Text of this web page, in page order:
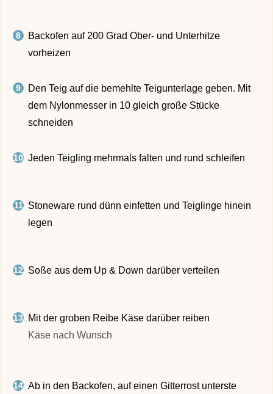
Backofen auf 200 Grad Ober- und Unterhitze
vorheizen
Den Teig auf die bemehlte Teigunterlage geben. Mit
dem Nylonmesser in 10 gleich große Stücke
schneiden
Jeden Teigling mehrmals falten und rund schleifen
Stoneware rund dünn einfetten und Teiglinge hinein
legen
Soße aus dem Up & Down darüber verteilen
Mit der groben Reibe Käse darüber reiben
Käse nach Wunsch
Ab in den Backofen, auf einen Gitterrost unterste